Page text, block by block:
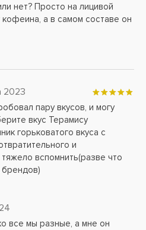
нет? Просто на лицивой
кофеина, а в самом составе он
2023
пару вкусов, и могу
вкус Терамису
горьковатого вкуса с
и
вспомнить(разве что
брендов)
все мы разные, а мне он